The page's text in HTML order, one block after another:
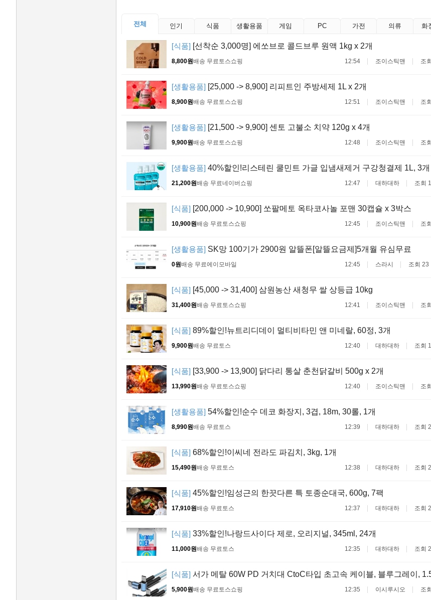
전체 인기 식품 생활용품 게임 PC 가전 의류 화
[식품] [선착순 3,000명] 에쏘브로 콜드브루 원액 1kg x 2개
8,800원배송 무료토스쇼핑 12:54 조이스틱맨 조
[생활용품] [25,000 -> 8,900] 리피트인 주방세제 1L x 2개
8,900원배송 무료토스쇼핑 12:51 조이스틱맨 조
[생활용품] [21,500 -> 9,900] 센토 고불소 치약 120g x 4개
9,900원배송 무료토스쇼핑 12:48 조이스틱맨 조
[생활용품] 40%할인!리스테린 쿨민트 가글 입냄새제거 구강청결제 1L, 3개
21,200원배송 무료네이버쇼핑 12:47 대하대하 조회
[식품] [200,000 -> 10,900] 쏘팔메토 옥타코사놀 포맨 30캡슐 x 3박스
10,900원배송 무료토스쇼핑 12:45 조이스틱맨 조
[생활용품] SK망 100기가 2900원 알뜰폰[알뜰요금제]5개월 유심무료
0원배송 무료에이모바일 12:45 스라시 조회 23
[식품] [45,000 -> 31,400] 삼원농산 새청무 쌀 상등급 10kg
31,400원배송 무료토스쇼핑 12:41 조이스틱맨 조
[식품] 89%할인!뉴트리디데이 멀티비타민 앤 미네랄, 60정, 3개
9,900원배송 무료토스 12:40 대하대하 조회
[식품] [33,900 -> 13,900] 닭다리 통살 춘천닭갈비 500g x 2개
13,990원배송 무료토스쇼핑 12:40 조이스틱맨 조
[생활용품] 54%할인!순수 데코 화장지, 3겹, 18m, 30롤, 1개
8,990원배송 무료토스 12:39 대하대하 조회
[식품] 68%할인!이씨네 전라도 파김치, 3kg, 1개
15,490원배송 무료토스 12:38 대하대하 조회
[식품] 45%할인!임성근의 한끗다른 특 토종순대국, 600g, 7팩
17,910원배송 무료토스 12:37 대하대하 조회
[식품] 33%할인!나랑드사이다 제로, 오리지널, 345ml, 24개
11,000원배송 무료토스 12:35 대하대하 조회
[식품] 서가 메탈 60W PD 거치대 CtoC타입 초고속 케이블, 블루그레이,
5,900원배송 무료토스쇼핑 12:35 이시루시오 조